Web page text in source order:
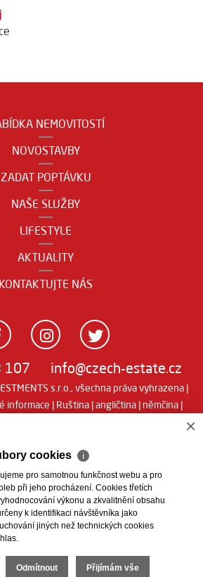
NEMOVITOSTÍ
NOVOSTAVBY
ZADAT POPTÁVKU
NAŠE SLUŽBY
LIFESTYLE
AKTUALITY
KONTAKTUJTE NÁS
107 info@czech-estate.cz
s.r.o., všechna práva vyhrazena |
informace | Ruština |angličtina | němčina |
×
cookies ℹ
pro samotnou funkčnost webu a pro
při jeho procházení. Cookies třetích
výkonu a zkvalitnění obsahu
k identifikaci návštěvníka jako
jiných než technických cookies
Odmítnout Přijímám vše